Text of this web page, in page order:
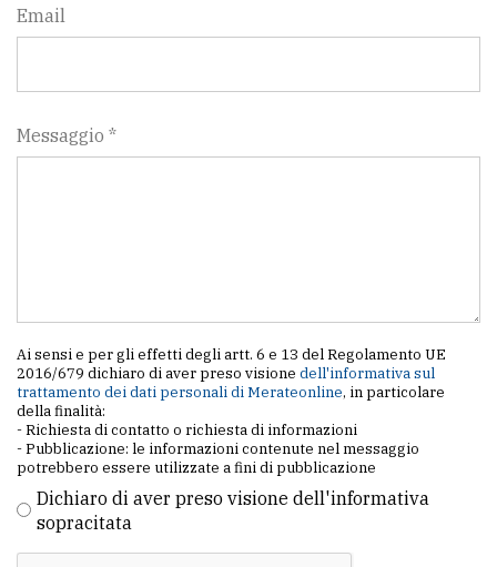
Email
Messaggio *
Ai sensi e per gli effetti degli artt. 6 e 13 del Regolamento UE
2016/679 dichiaro di aver preso visione dell'informativa sul
trattamento dei dati personali di Merateonline, in particolare
della finalità:
- Richiesta di contatto o richiesta di informazioni
- Pubblicazione: le informazioni contenute nel messaggio
potrebbero essere utilizzate a fini di pubblicazione
Dichiaro di aver preso visione dell'informativa
sopracitata